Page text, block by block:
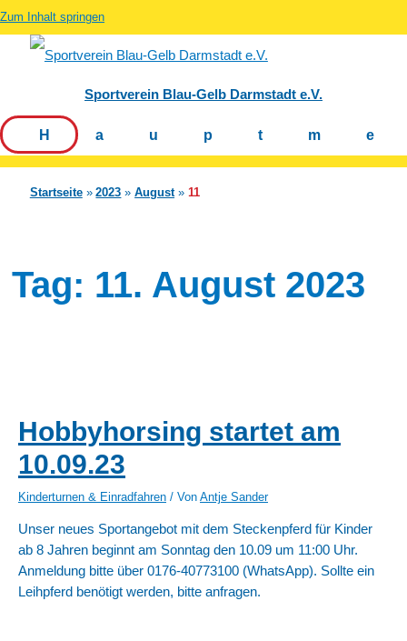
Zum Inhalt springen
Sportverein Blau-Gelb Darmstadt e.V.
Startseite 2023 August 11
Tag: 11. August 2023
Hobbyhorsing startet am
10.09.23
Kinderturnen & Einradfahren / Von Antje Sander
Unser neues Sportangebot mit dem Steckenpferd für Kinder
ab 8 Jahren beginnt am Sonntag den 10.09 um 11:00 Uhr.
Anmeldung bitte über 0176-40773100 (WhatsApp). Sollte ein
Leihpferd benötigt werden, bitte anfragen.